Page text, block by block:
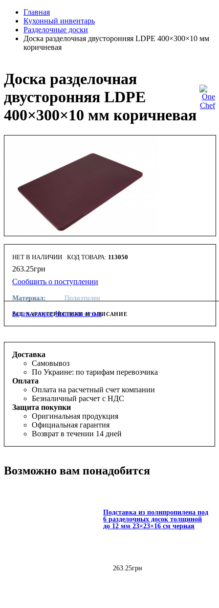
Главная
Кухонный инвентарь
Разделочные доски
Доска разделочная двусторонняя LDPE 400×300×10 мм
коричневая
Доска разделочная
двусторонняя LDPE
400×300×10 мм коричневая
НЕТ В НАЛИЧИИ 113050
263.25грн
Сообщить о поступлении
Материал: Полиэтилен
ВСЕ ХАРАКТЕРИСТИКИ И ОПИСАНИЕ
Задать вопрос Написать отзыв
Возможно вам понадобится
Подставка из полипропилена под
6 разделочных досок толщиной
до 12 мм 23×23×16 см черная
263.25грн
Доставка
Самовывоз
По Украине: по тарифам перевозчика
Оплата
Оплата на расчетный счет компании
Безналичный расчет с НДС
Защита покупки
Оригинальная продукция
Официальная гарантия
Возврат в течении 14 дней